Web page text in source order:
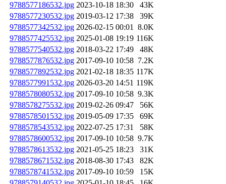
9788577186532.jpg 2023-10-18 18:30
43K
9788577230532.jpg 2019-03-12 17:38
39K
9788577342532.jpg 2026-02-15 00:01 8.0K
9788577425532.jpg 2025-01-08 19:19 116K
9788577540532.jpg 2018-03-22 17:49
48K
9788577876532.jpg 2017-09-10 10:58 7.2K
9788577892532.jpg 2021-02-18 18:35 117K
9788577991532.jpg 2026-03-20 14:51 119K
9788578080532.jpg 2017-09-10 10:58 9.3K
9788578275532.jpg 2019-02-26 09:47
56K
9788578501532.jpg 2019-05-09 17:35
69K
9788578543532.jpg 2022-07-25 17:31
58K
9788578600532.jpg 2017-09-10 10:58 9.7K
9788578613532.jpg 2021-05-25 18:23
31K
9788578671532.jpg 2018-08-30 17:43
82K
9788578741532.jpg 2017-09-10 10:59
15K